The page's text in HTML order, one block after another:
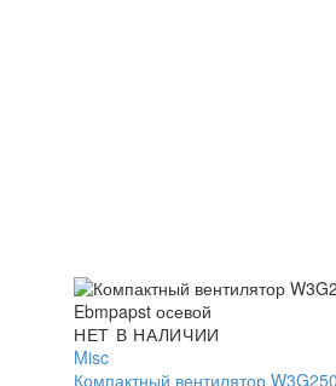
Компактный
вентилятор
W3G250-
НЕТ В НАЛИЧИИ
Misc
Компактный вентилятор